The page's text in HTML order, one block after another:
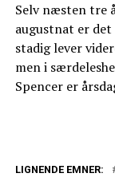
Selv næsten tre
augustnat er
stadig lever
men i
Spencer er
LIGNENDE EMNER: